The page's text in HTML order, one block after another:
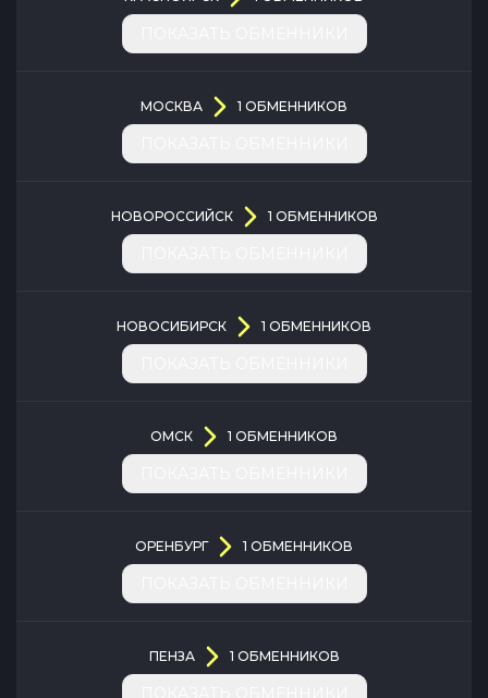
МОСКВА 1 ОБМЕННИКОВ
НОВОРОССИЙСК 1 ОБМЕННИКОВ
НОВОСИБИРСК 1 ОБМЕННИКОВ
ОМСК 1 ОБМЕННИКОВ
ОРЕНБУРГ 1 ОБМЕННИКОВ
ПЕНЗА 1 ОБМЕННИКОВ